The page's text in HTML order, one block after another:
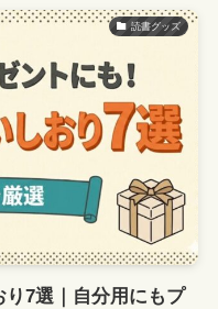
読書グッズ
り7選｜自分用にもプ